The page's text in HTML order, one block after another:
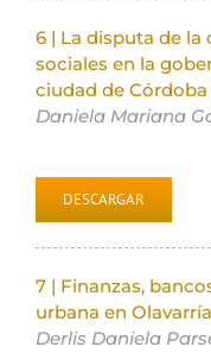
6 | La disputa de la
sociales en la
ciudad de
Daniela Mariana
DESCARGAR
7 | Finanzas,
urbana en
Derlis Daniela